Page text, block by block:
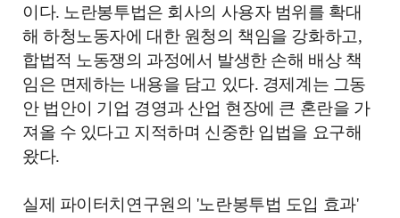
이다. 노란봉투법은 회사의 사용자 범위를 확대
해 하청노동자에 대한 원청의 책임을 강화하고,
합법적 노동쟁의 과정에서 발생한 손해 배상 책
임은 면제하는 내용을 담고 있다. 경제계는 그동
안 법안이 기업 경영과 산업 현장에 큰 혼란을 가
져올 수 있다고 지적하며 신중한 입법을 요구해
왔다.
실제 파이터치연구원의 '노란봉투법 도입 효과'